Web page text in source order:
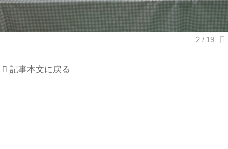
記事本文に戻る